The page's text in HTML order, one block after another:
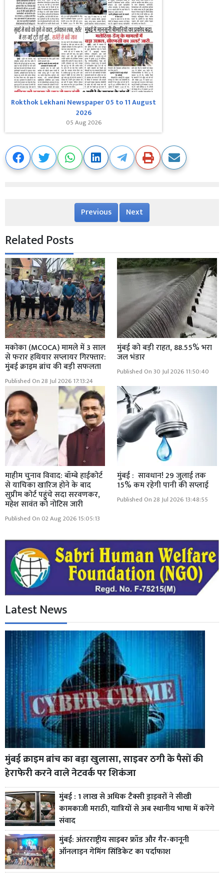
Rokthok Lekhani Newspaper 05 to 11 August
2026
05 Aug 2026
Previous Next
Related Posts
मकोका (MCOCA) मामले में 3 साल
से फरार हथियार सप्लायर गिरफ्तार:
मुंबई क्राइम ब्रांच की बड़ी सफलता
Published On 28 Jul 2026 17:13:24
मुंबई को बड़ी राहत, 88.55% भरा
जल भंडार
Published On 30 Jul 2026 11:50:40
माहीम चुनाव विवाद: बॉम्बे हाईकोर्ट
से याचिका खारिज होने के बाद
सुप्रीम कोर्ट पहुंचे सदा सरवणकर,
महेश सावंत को नोटिस जारी
Published On 02 Aug 2026 15:05:13
मुंबई : सावधान! 29 जुलाई तक
15% कम रहेगी पानी की सप्लाई
Published On 28 Jul 2026 13:48:55
Latest News
मुंबई क्राइम ब्रांच का बड़ा खुलासा, साइबर ठगी के पैसों की
हेराफेरी करने वाले नेटवर्क पर शिकंजा
मुंबई : 1 लाख से अधिक टैक्सी ड्राइवरों ने सीखी
कामकाजी मराठी, यात्रियों से अब स्थानीय भाषा में करेंगे
संवाद
मुंबई: अंतरराष्ट्रीय साइबर फ्रॉड और गैर-कानूनी
ऑनलाइन गेमिंग सिंडिकेट का पर्दाफाश